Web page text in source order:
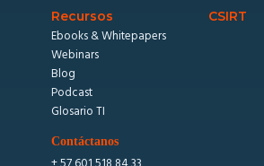
Recursos
Ebooks & Whitepapers
Webinars
Blog
Podcast
Glosario TI
CSIRT
Contáctanos